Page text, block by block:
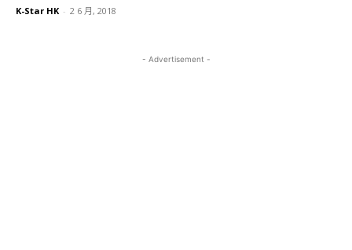
K-Star HK - 2 6 月, 2018
- Advertisement -